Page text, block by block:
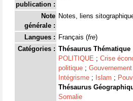
publication :
Note
générale :
Notes, liens
Langues : Français (fre)
Catégories : Thésaurus Thématique
POLITIQUE ; Crise
politique ; Gouvernement
Intégrisme ; Islam ;
Thésaurus
Somalie